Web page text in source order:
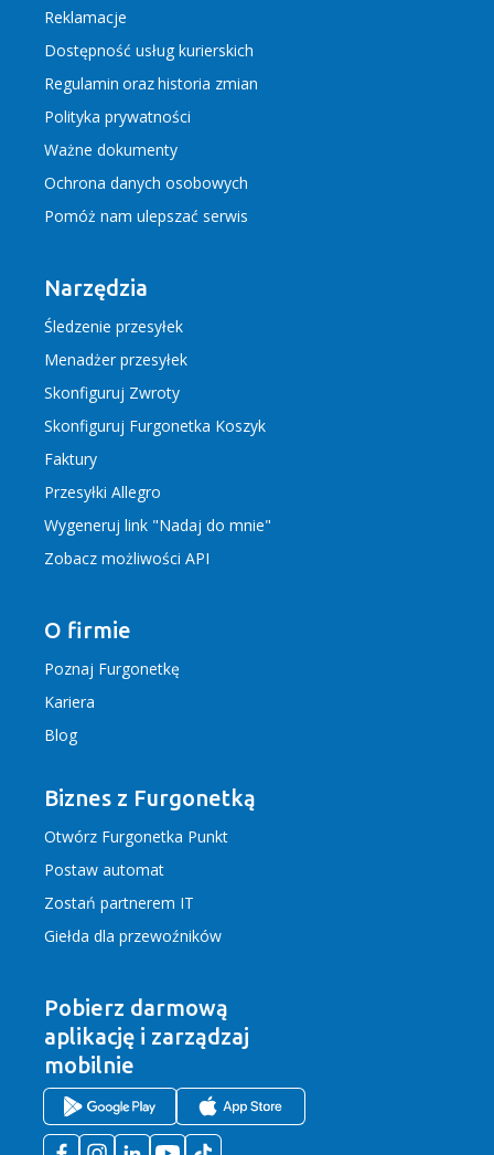
Reklamacje
Dostępność usług kurierskich
Regulamin orazhistoria zmian
Polityka prywatności
Ważne dokumenty
Ochrona danych osobowych
Pomóż nam ulepszać serwis
Narzędzia
Śledzenie przesyłek
Menadżer przesyłek
Skonfiguruj Zwroty
Skonfiguruj Furgonetka Koszyk
Faktury
Przesyłki Allegro
Wygeneruj link "Nadaj do mnie"
Zobacz możliwości API
O firmie
Poznaj Furgonetkę
Kariera
Blog
Biznes z Furgonetką
Otwórz Furgonetka Punkt
Postaw automat
Zostań partnerem IT
Giełda dla przewoźników
Pobierz darmową
aplikację i zarządzaj
mobilnie